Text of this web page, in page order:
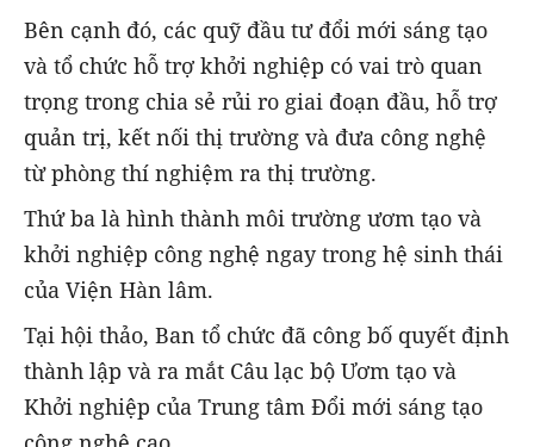
Bên cạnh đó, các quỹ đầu tư đổi mới sáng tạo
và tổ chức hỗ trợ khởi nghiệp có vai trò quan
trọng trong chia sẻ rủi ro giai đoạn đầu, hỗ trợ
quản trị, kết nối thị trường và đưa công nghệ
từ phòng thí nghiệm ra thị trường.
Thứ ba là hình thành môi trường ươm tạo và
khởi nghiệp công nghệ ngay trong hệ sinh thái
của Viện Hàn lâm.
Tại hội thảo, Ban tổ chức đã công bố quyết định
thành lập và ra mắt Câu lạc bộ Ươm tạo và
Khởi nghiệp của Trung tâm Đổi mới sáng tạo